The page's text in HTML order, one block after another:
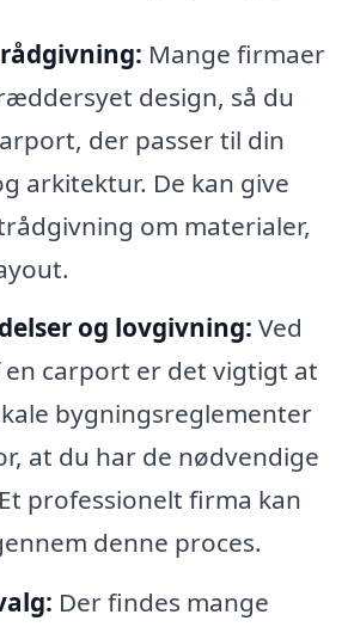
Mange firmaer
design, så du
der passer til din
arkitektur. De kan give
om materialer,
og lovgivning: Ved
carport er det vigtigt at
bygningsreglementer
at du har de nødvendige
professionelt firma kan
denne proces.
Der findes mange